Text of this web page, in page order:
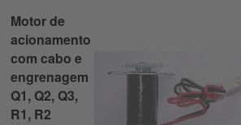
Motor de
acionamento
com cabo e
engrenagem
Q1, Q2, Q3,
R1, R2